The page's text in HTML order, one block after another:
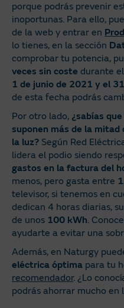
porque podrás prevenir
inoportunas. Para ello,
de la web y entrar en
lo tienes, en la sección
comprobar tu potencia,
veces sin coste durante
1 de junio de 2021 y el
de esta fecha podrás
Por otro lado, ¿sabías
suponen más de la
la luz? Según Red
lidera el podio siendo
gastos en la factura del
menos, pero gasta entre
televisor, si tenemos en
dedican 4 horas diarias,
de unos 100 kWh.
ayudarte a evitar una
Además, en Naturgy
eléctrica óptima para tu
recomendador. ¿Lo
podrás ahorrar mucho en